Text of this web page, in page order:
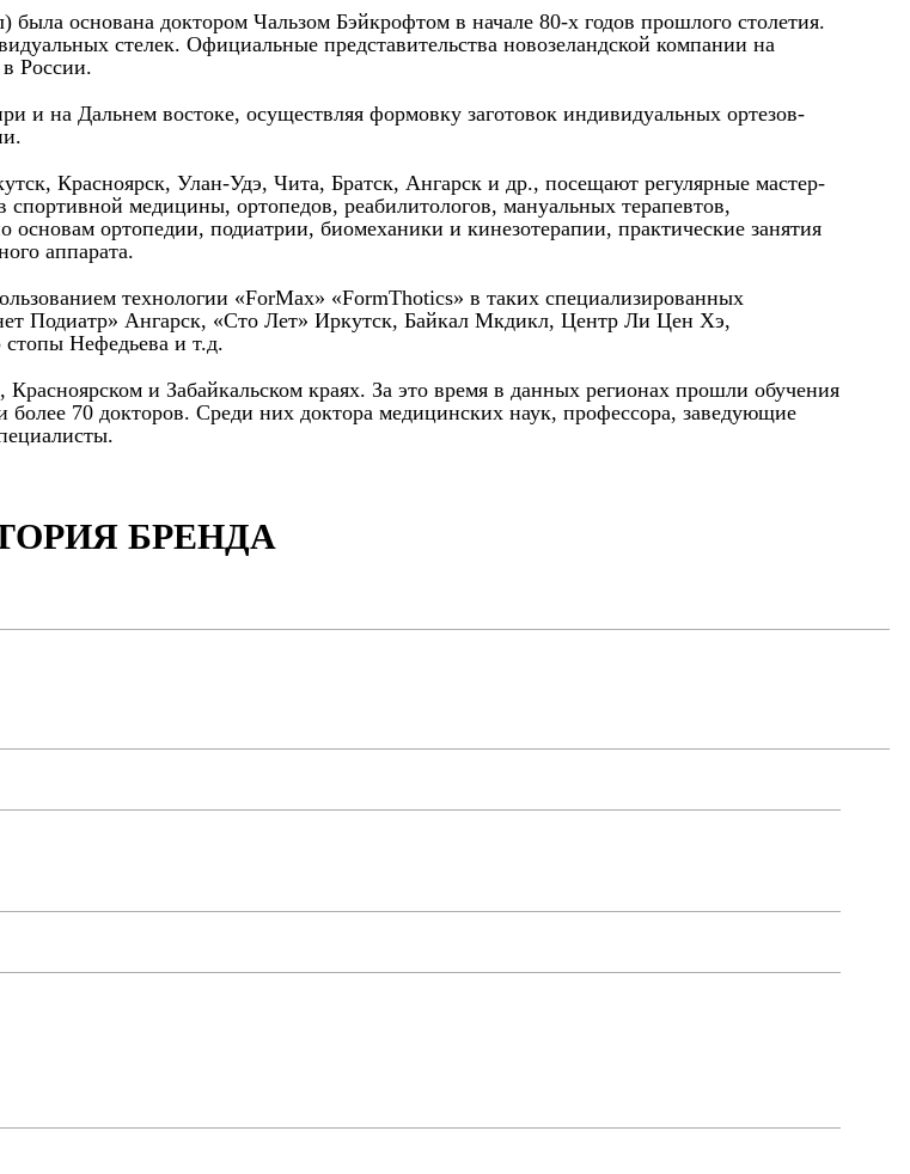
основана доктором Чальзом Бэйкрофтом в начале 80-х годов прошлого столетия.
стелек. Официальные представительства новозеландской компании на
России.
и на Дальнем востоке, осуществляя формовку заготовок индивидуальных ортезов-
Красноярск, Улан-Удэ, Чита, Братск, Ангарск и др., посещают регулярные мастер-
медицины, ортопедов, реабилитологов, мануальных терапевтов,
ортопедии, подиатрии, биомеханики и кинезотерапии, практические занятия
аппарата.
технологии «ForMax» «FormThotics» в таких специализированных
Подиатр» Ангарск, «Сто Лет» Иркутск, Байкал Мкдикл, Центр Ли Цен Хэ,
Нефедьева и т.д.
и Забайкальском краях. За это время в данных регионах прошли обучения
70 докторов. Среди них доктора медицинских наук, профессора, заведующие
БРЕНДА